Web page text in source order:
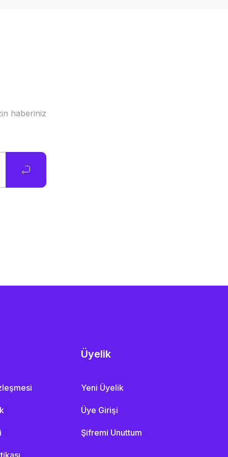
haberiniz
Üyelik
Yeni Üyelik
Üye Girişi
Şifremi Unuttum